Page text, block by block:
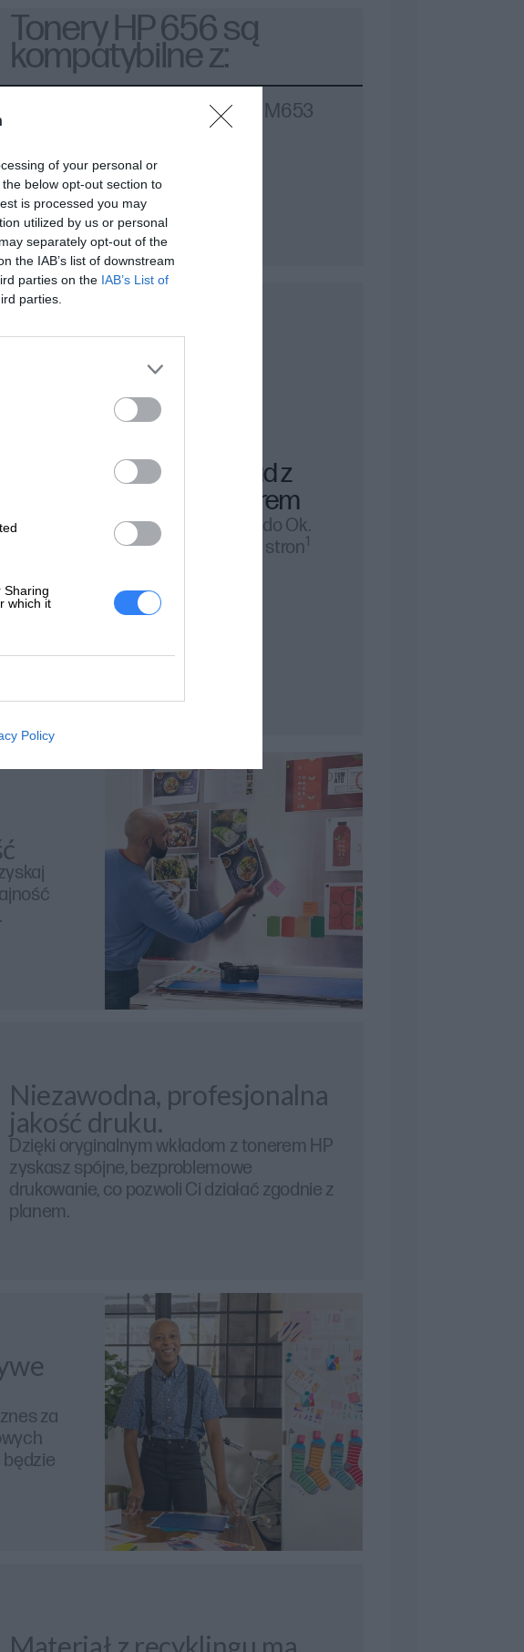
of your personal or
below opt-out section to
is processed you may
utilized by us or personal
separately opt-out of the
the IAB’s list of downstream
parties on the IAB’s List of
parties.
Sharing
which it
Policy
zwykle dostarcza instrukcje, które wskazują, jak
się używanie oryginalnych tonerów HP. Oryginalne tonery
drukarek, co gwarantuje ich kompatybilność i
w drukarkach laserowych. Oryginalne tonery HP oferują
z konkretnymi modelami drukarek, co jest kluczowe dla
Tonery HP 656 są
kompatybilne z:
HP LaserJet Enterprise: M652, M653
Wkład z
tonerem
Drukuj do Ok.
22 000 stron1
Niezawodna, profesjonalna
jakość druku.
Dzięki oryginalnym wkładom z tonerem HP
zyskasz spójne, bezproblemowe
drukowanie, co pozwoli Ci działać zgodnie z
planem.
za
będzie